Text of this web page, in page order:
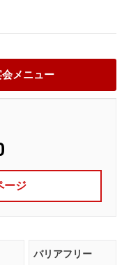
メニュー
ージ
バリアフリー